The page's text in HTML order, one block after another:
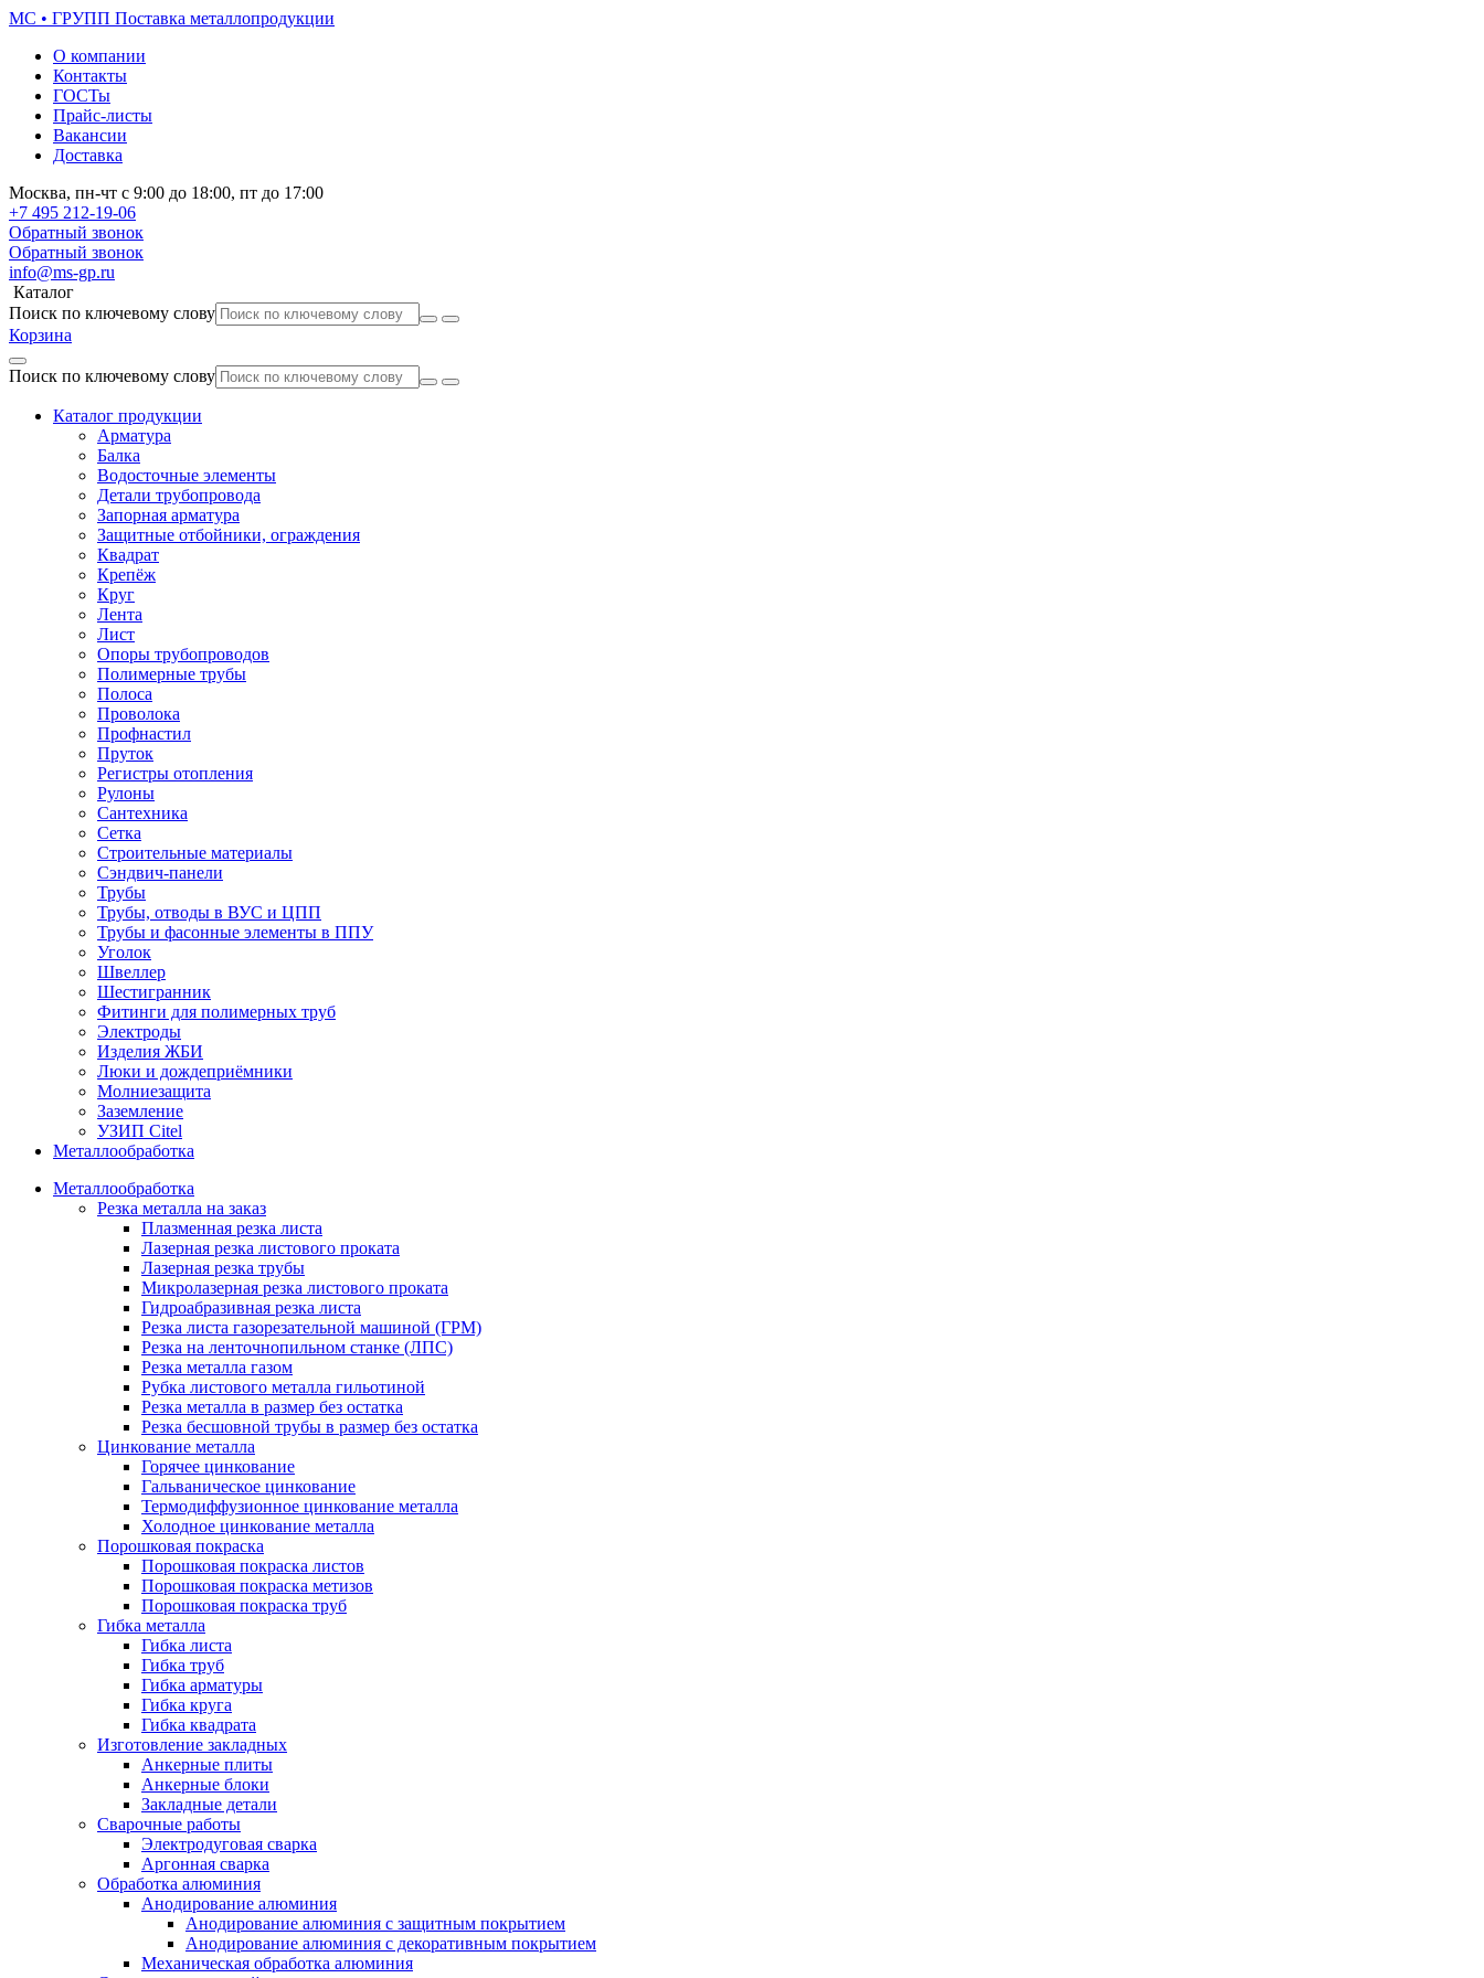
МС • ГРУПП Поставка металлопродукции
О компании
Контакты
ГОСТы
Прайс-листы
Вакансии
Доставка
Москва, пн-чт с 9:00 до 18:00, пт до 17:00
+7 495 212-19-06
Обратный звонок
Обратный звонок
info@ms-gp.ru
Каталог
Поиск по ключевому слову
Корзина
Поиск по ключевому слову
Каталог продукции
Арматура
Балка
Водосточные элементы
Детали трубопровода
Запорная арматура
Защитные отбойники, ограждения
Квадрат
Крепёж
Круг
Лента
Лист
Опоры трубопроводов
Полимерные трубы
Полоса
Проволока
Профнастил
Пруток
Регистры отопления
Рулоны
Сантехника
Сетка
Строительные материалы
Сэндвич-панели
Трубы
Трубы, отводы в ВУС и ЦПП
Трубы и фасонные элементы в ППУ
Уголок
Швеллер
Шестигранник
Фитинги для полимерных труб
Электроды
Изделия ЖБИ
Люки и дождеприёмники
Молниезащита
Заземление
УЗИП Citel
Металлообработка
Металлообработка
Резка металла на заказ
Плазменная резка листа
Лазерная резка листового проката
Лазерная резка трубы
Микролазерная резка листового проката
Гидроабразивная резка листа
Резка листа газорезательной машиной (ГРМ)
Резка на ленточнопильном станке (ЛПС)
Резка металла газом
Рубка листового металла гильотиной
Резка металла в размер без остатка
Резка бесшовной трубы в размер без остатка
Цинкование металла
Горячее цинкование
Гальваническое цинкование
Термодиффузионное цинкование металла
Холодное цинкование металла
Порошковая покраска
Порошковая покраска листов
Порошковая покраска метизов
Порошковая покраска труб
Гибка металла
Гибка листа
Гибка труб
Гибка арматуры
Гибка круга
Гибка квадрата
Изготовление закладных
Анкерные плиты
Анкерные блоки
Закладные детали
Сварочные работы
Электродуговая сварка
Аргонная сварка
Обработка алюминия
Анодирование алюминия
Анодирование алюминия с защитным покрытием
Анодирование алюминия с декоративным покрытием
Механическая обработка алюминия